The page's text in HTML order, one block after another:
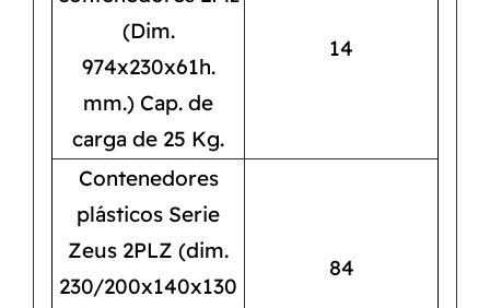
(Dim.
974x230x61h.
mm.) Cap. de
carga de 25 Kg.
14
Contenedores
plásticos Serie
Zeus 2PLZ (dim.
230/200x140x130
84